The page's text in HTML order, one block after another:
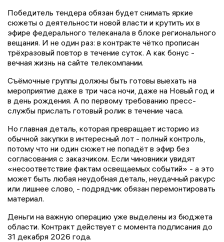
Победитель тендера обязан будет снимать яркие
сюжеты о деятельности новой власти и крутить их в
эфире федерального телеканала в блоке регионального
вещания. И не один раз: в контракте чётко прописан
трёхразовый повтор в течение суток. А как бонус -
вечная жизнь на сайте телекомпании.
Съёмочные группы должны быть готовы выехать на
мероприятие даже в три часа ночи, даже на Новый год и
в день рождения. А по первому требованию пресс-
службы прислать готовый ролик в течение часа.
Но главная деталь, которая превращает историю из
обычной закупки в интересный лот - полный контроль,
потому что ни один сюжет не попадёт в эфир без
согласования с заказчиком. Если чиновники увидят
«несоответствие фактам освещаемых событий» - а это
может быть любая неудобная деталь, неудачный ракурс
или лишнее слово, - подрядчик обязан перемонтировать
материал.
Деньги на важную операцию уже выделены из бюджета
области. Контракт действует с момента подписания до
31 декабря 2026 года.